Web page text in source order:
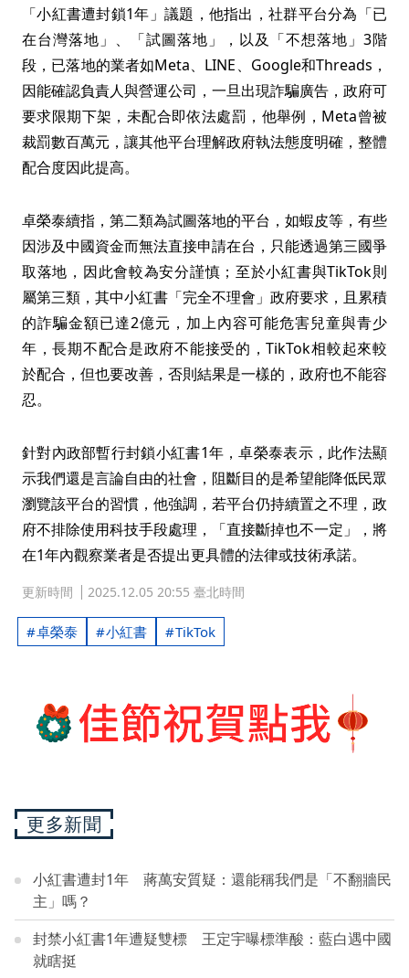
「小紅書遭封鎖1年」議題，他指出，社群平台分為「已
在台灣落地」、「試圖落地」，以及「不想落地」3階
段，已落地的業者如Meta、LINE、Google和Threads，
因能確認負責人與營運公司，一旦出現詐騙廣告，政府可
要求限期下架，未配合即依法處罰，他舉例，Meta曾被
裁罰數百萬元，讓其他平台理解政府執法態度明確，整體
配合度因此提高。
卓榮泰續指，第二類為試圖落地的平台，如蝦皮等，有些
因涉及中國資金而無法直接申請在台，只能透過第三國爭
取落地，因此會較為安分謹慎；至於小紅書與TikTok則
屬第三類，其中小紅書「完全不理會」政府要求，且累積
的詐騙金額已達2億元，加上內容可能危害兒童與青少
年，長期不配合是政府不能接受的，TikTok相較起來較
於配合，但也要改善，否則結果是一樣的，政府也不能容
忍。
針對內政部暫行封鎖小紅書1年，卓榮泰表示，此作法顯
示我們還是言論自由的社會，阻斷目的是希望能降低民眾
瀏覽該平台的習慣，他強調，若平台仍持續置之不理，政
府不排除使用科技手段處理，「直接斷掉也不一定」，將
在1年內觀察業者是否提出更具體的法律或技術承諾。
更新時間 2025.12.05 20:55 臺北時間
卓榮泰 小紅書 TikTok
更多新聞
小紅書遭封1年 蔣萬安質疑：還能稱我們是「不翻牆民
主」嗎？
封禁小紅書1年遭疑雙標 王定宇曝標準酸：藍白遇中國
就瞎挺